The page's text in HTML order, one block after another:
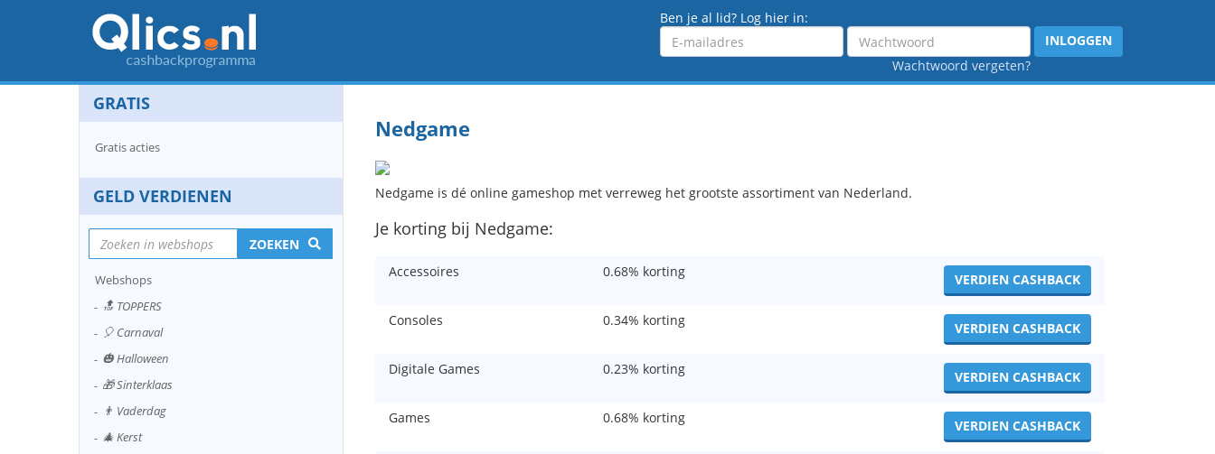
Ben je al lid? Log hier in:
Emailadres
Wachtwoord
Wachtwoord vergeten?
INLOGGEN
Nedgame
Nedgame is dé online gameshop met verreweg het grootste assortiment van Nederland.
Je korting bij Nedgame:
Accessoires 0.68% korting VERDIEN CASHBACK
Consoles 0.34% korting VERDIEN CASHBACK
Digitale Games 0.23% korting VERDIEN CASHBACK
Games 0.68% korting VERDIEN CASHBACK
GRATIS
Gratis acties
GELD VERDIENEN
ZOEKEN
Webshops
🔝 TOPPERS
🎈 Carnaval
🎃 Halloween
🎁 Sinterklaas
👨 Vaderdag
🎄 Kerst